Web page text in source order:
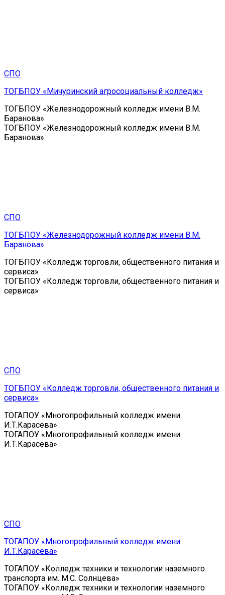
СПО
ТОГБПОУ «Мичуринский агросоциальный колледж»
ТОГБПОУ «Железнодорожный колледж имени В.М.
Баранова»
ТОГБПОУ «Железнодорожный колледж имени В.М.
Баранова»
СПО
ТОГБПОУ «Железнодорожный колледж имени В.М.
Баранова»
ТОГБПОУ «Колледж торговли, общественного питания и
сервиса»
ТОГБПОУ «Колледж торговли, общественного питания и
сервиса»
СПО
ТОГБПОУ «Колледж торговли, общественного питания и
сервиса»
ТОГАПОУ «Многопрофильный колледж имени
И.Т.Карасева»
ТОГАПОУ «Многопрофильный колледж имени
И.Т.Карасева»
СПО
ТОГАПОУ «Многопрофильный колледж имени
И.Т.Карасева»
ТОГАПОУ «Колледж техники и технологии наземного
транспорта им. М.С. Солнцева»
ТОГАПОУ «Колледж техники и технологии наземного